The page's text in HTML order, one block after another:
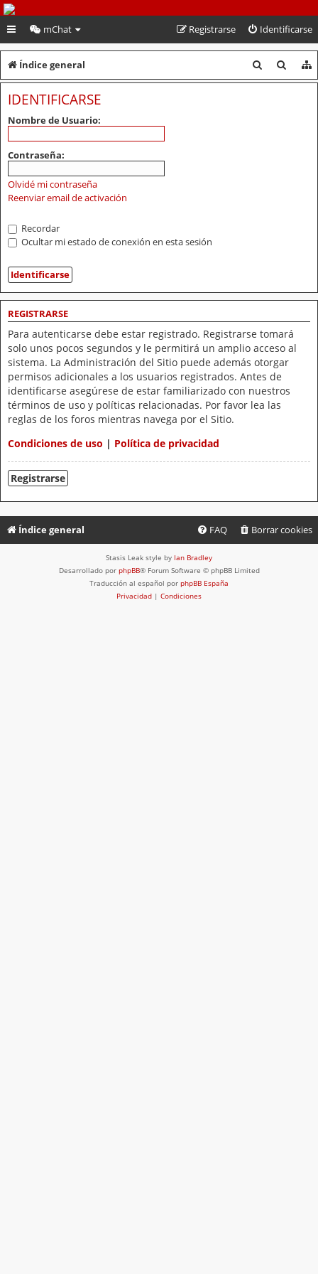
PeruVoley.com
mChat Identificarse
Registrarse
Índice general
u
u
IDENTIFICARSE
Nombre de Usuario:
Contraseña:
Olvidé mi contraseña
Reenviar email de activación
Recordar
Ocultar mi estado de conexión en esta sesión
REGISTRARSE
Para autenticarse debe estar registrado. Registrarse tomará
solo unos pocos segundos y le permitirá un amplio acceso al
sistema. La Administración del Sitio puede además otorgar
permisos adicionales a los usuarios registrados. Antes de
identificarse asegúrese de estar familiarizado con nuestros
términos de uso y políticas relacionadas. Por favor lea las
reglas de los foros mientras navega por el Sitio.
Condiciones de uso | Política de privacidad
Registrarse
Índice general Borrar cookies
FAQ
Stasis Leak style by Ian Bradley
Desarrollado por phpBB® Forum Software © phpBB Limited
Traducción al español por phpBB España
Privacidad | Condiciones